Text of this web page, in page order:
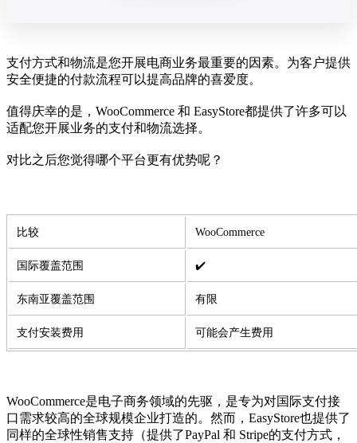
支付方式和物流是您开展电商业务最重要的因素。为客户提供
安全便捷的付款流程可以提高品牌的喜爱度。
值得庆幸的是，WooCommerce 和 EasyStore都提供了许多可以
适配您开展业务的支付和物流选择。
对比之后您觉得哪个平台更有优势呢？
比较 WooCommerce
国际覆盖范围 ✔️
东南亚覆盖范围 有限
支付安装费用 可能会产生费用
WooCommerce是电子商务领域的先驱，是专为对国际支付接
口需求较高的全球规模企业打造的。然而，EasyStore也提供了
同样的全球性销售支持（提供了PayPal 和 Stripe的支付方式，